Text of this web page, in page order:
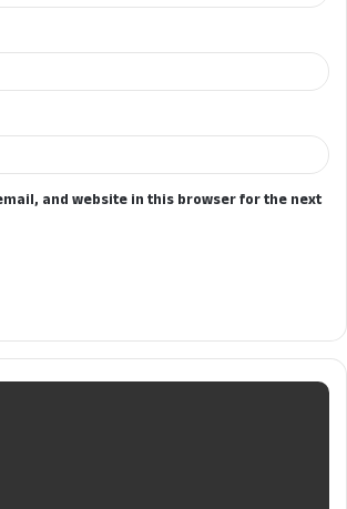
and website in this browser for the next